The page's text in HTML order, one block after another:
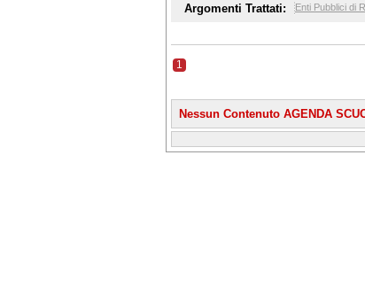
Argomenti Trattati: Enti Pubblici di
1
Nessun Contenuto AGENDA